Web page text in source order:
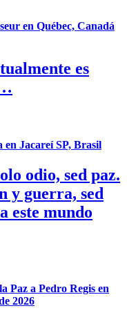
en Québec, Canadá
es
en Jacareí SP, Brasil
odio, sed paz.
y guerra, sed
este mundo
Paz a Pedro Regis en
2026